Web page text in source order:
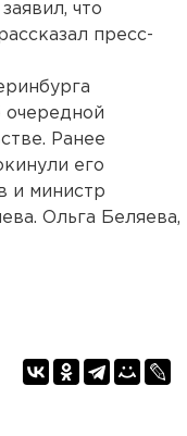
что
пресс-
Ранее
его
и министр
Ольга Беляева,